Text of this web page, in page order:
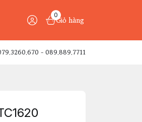
0
Giỏ hàng
- 089.889.7711